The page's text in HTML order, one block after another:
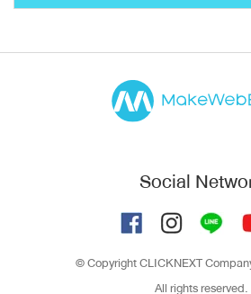
Social
© Copyright CLICKNEXT
All rights reserved.